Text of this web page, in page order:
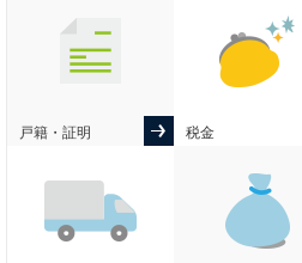
戸籍・証明 税金